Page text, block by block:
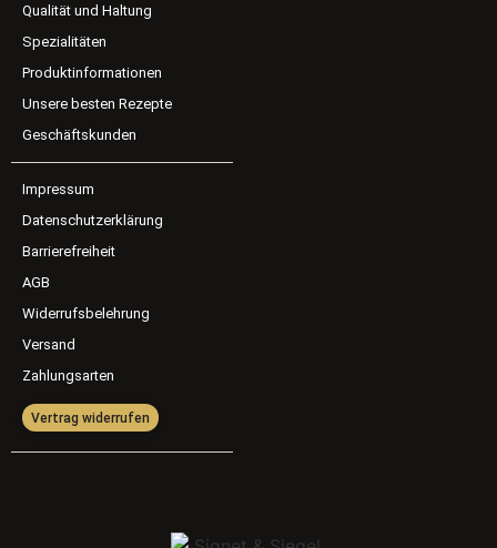
Qualität und Haltung
Spezialitäten
Produktinformationen
Unsere besten Rezepte
Geschäftskunden
Impressum
Datenschutzerklärung
Barrierefreiheit
AGB
Widerrufsbelehrung
Versand
Zahlungsarten
Vertrag widerrufen